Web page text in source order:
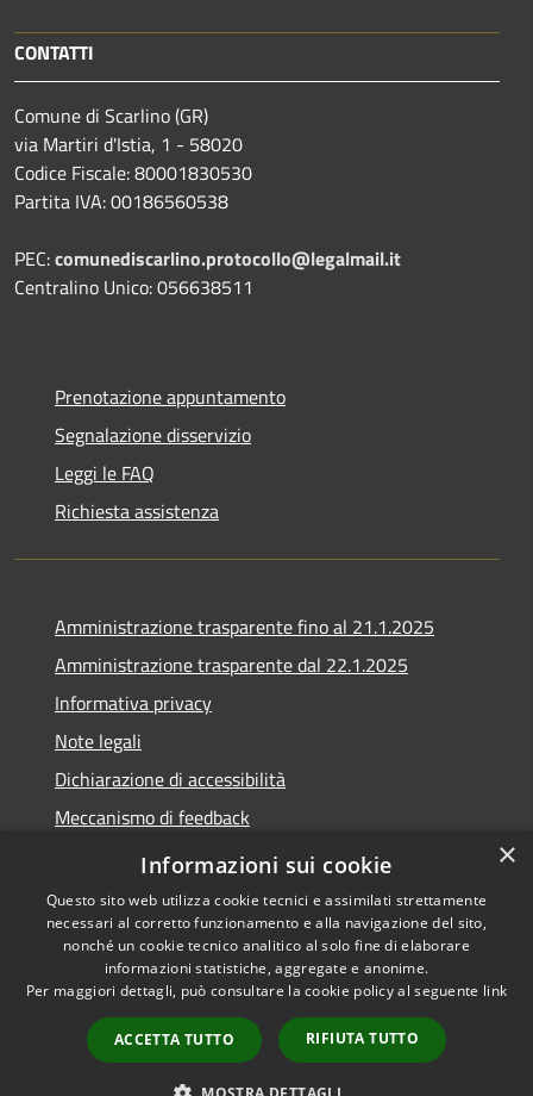
CONTATTI
Comune di Scarlino (GR)
via Martiri d'Istia, 1 - 58020
Codice Fiscale: 80001830530
Partita IVA: 00186560538
PEC:comunediscarlino.protocollo@legalmail.it
Centralino Unico: 056638511
Prenotazione appuntamento
Segnalazione disservizio
Leggi le FAQ
Richiesta assistenza
Amministrazione trasparente fino al 21.1.2025
Amministrazione trasparente dal 22.1.2025
Informativa privacy
Note legali
Dichiarazione di accessibilità
Meccanismo di feedback
Whistleblowing
Accessibilità
Copyright © 2020 •
Comune di Scarlino •
Powered byMunicipium
Accesso redazione
×
Informazioni sui cookie
Questo sito web utilizza cookie tecnici e assimilati strettamente
necessari al corretto funzionamento e alla navigazione del sito,
nonché un cookie tecnico analitico al solo fine di elaborare
informazioni statistiche, aggregate e anonime.
Per maggiori dettagli, può consultare la cookie policy al seguente link
ACCETTA TUTTO RIFIUTA TUTTO